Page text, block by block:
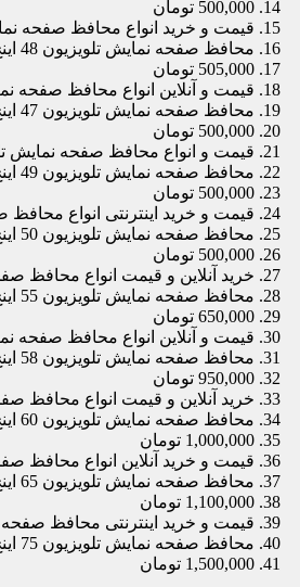
500,000 تومان
قیمت و خرید انواع محافظ صفحه نمایش
محافظ صفحه نمایش تلویزیون 48 اینچ
505,000 تومان
قیمت و آنلاین انواع محافظ صفحه نمایش
محافظ صفحه نمایش تلویزیون 47 اینچ
500,000 تومان
قیمت و انواع محافظ صفحه نمایش
محافظ صفحه نمایش تلویزیون 49 اینچ
500,000 تومان
قیمت و خرید اینترنتی انواع محافظ
محافظ صفحه نمایش تلویزیون 50 اینچ
500,000 تومان
خرید آنلاین و قیمت انواع محافظ صفحه
محافظ صفحه نمایش تلویزیون 55 اینچ
650,000 تومان
قیمت و آنلاین انواع محافظ صفحه نمایش
محافظ صفحه نمایش تلویزیون 58 اینچ
950,000 تومان
خرید آنلاین و قیمت انواع محافظ صفحه
محافظ صفحه نمایش تلویزیون 60 اینچ
1,000,000 تومان
قیمت و خرید آنلاین انواع محافظ صفحه
محافظ صفحه نمایش تلویزیون 65 اینچ
1,100,000 تومان
قیمت و خرید اینترنتی محافظ صفحه
محافظ صفحه نمایش تلویزیون 75 اینچ
1,500,000 تومان